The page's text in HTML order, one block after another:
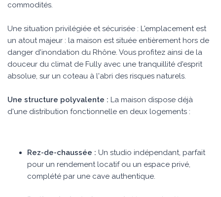
commodités.
Une situation privilégiée et sécurisée : L'emplacement est
un atout majeur : la maison est située entièrement hors de
danger d'inondation du Rhône. Vous profitez ainsi de la
douceur du climat de Fully avec une tranquillité d'esprit
absolue, sur un coteau à l'abri des risques naturels.
Une structure polyvalente : La maison dispose déjà
d'une distribution fonctionnelle en deux logements :
Rez-de-chaussée : Un studio indépendant, parfait
pour un rendement locatif ou un espace privé,
complété par une cave authentique.